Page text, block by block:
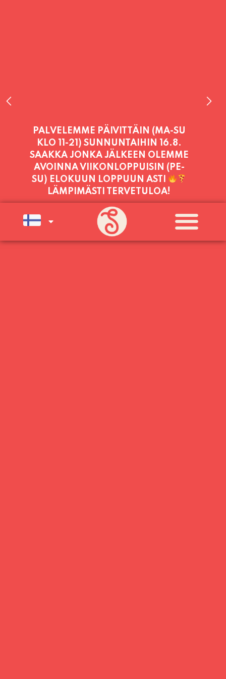
PALVELEMME TÄNÄÄN:
TORSTAI 11:00 - 21:00
PALVELEMME PÄIVITTÄIN (MA-SU
KLO 11-21) SUNNUNTAIHIN 16.8.
SAAKKA JONKA JÄLKEEN OLEMME
AVOINNA VIIKONLOPPUISIN (PE-
SU) ELOKUUN LOPPUUN ASTI
LÄMPIMÄSTI TERVETULOA!